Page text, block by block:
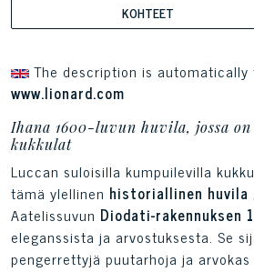
KOHTEET
The description is
www.lionard.com
Ihana 1600-luvun huvila, jossa
kukkulat
Luccan suloisilla kumpuilevilla
tämä ylellinen historiallinen huvila
Aatelissuvun Diodati-rakennuksen
eleganssista ja arvostuksesta. Se
pengerrettyjä puutarhoja ja